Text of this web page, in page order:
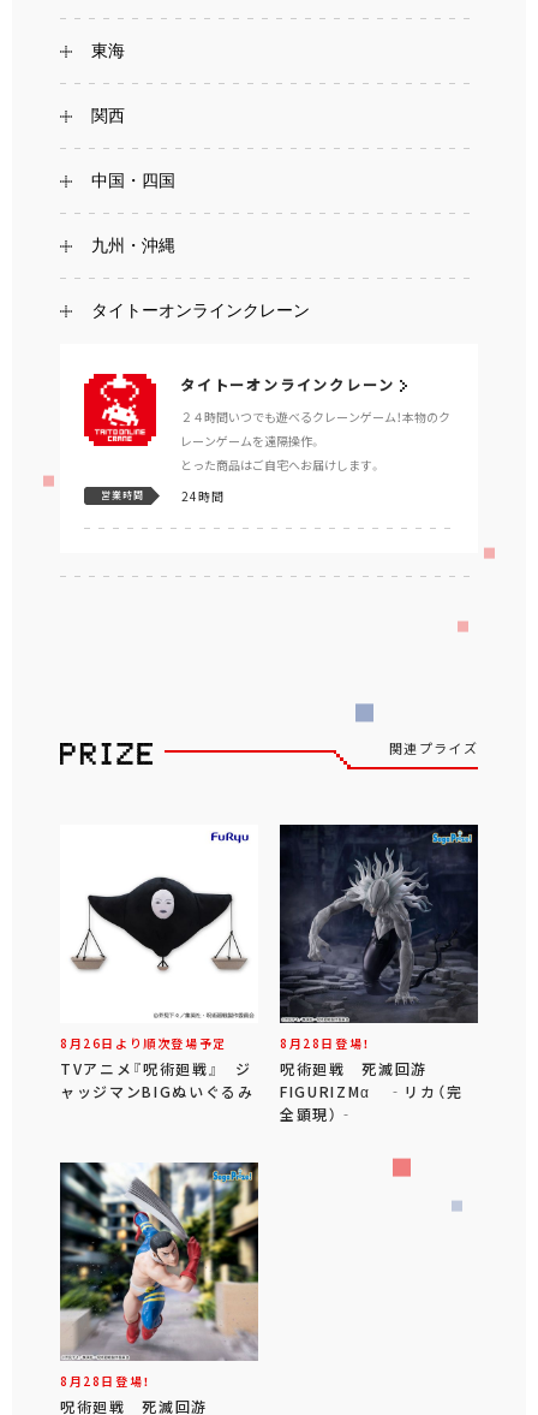
東海
関西
中国・四国
九州・沖縄
タイトーオンラインクレーン
タイトーオンラインクレーン
２４時間いつでも遊べるクレーンゲーム！本物のク
レーンゲームを遠隔操作。
とった商品はご自宅へお届けします。
営業時間 24時間
関連プライズ
8月26日より順次登場予定
TVアニメ『呪術廻戦』 ジ
ャッジマンBIGぬいぐるみ
8月28日登場！
呪術廻戦 死滅回游
FIGURIZMα ‐リカ（完
全顕現）‐
8月28日登場！
呪術廻戦 死滅回游